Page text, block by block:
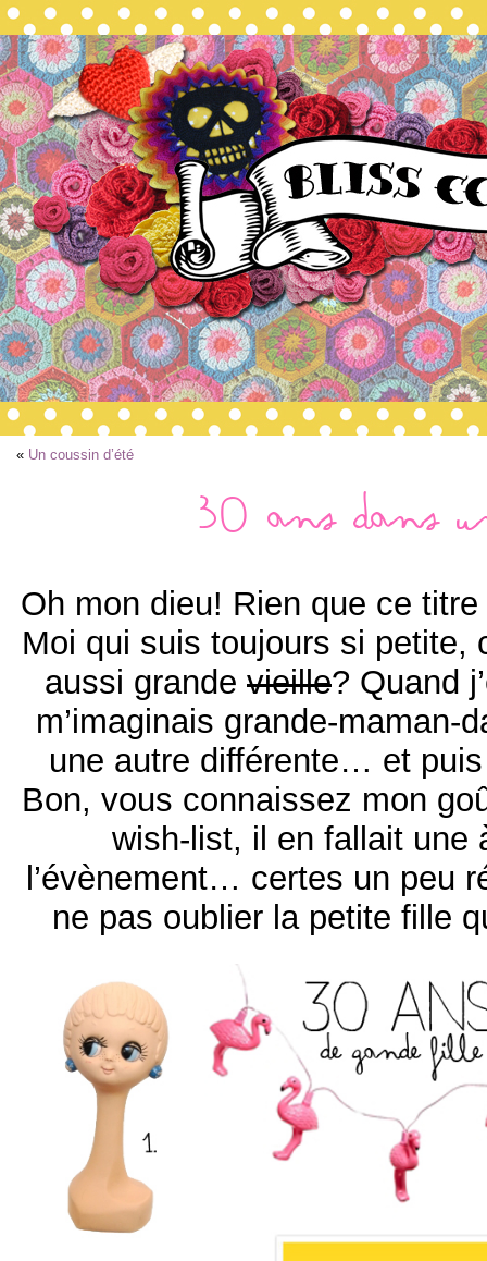
« Un coussin d’été
30 ans dans
Oh mon dieu! Rien que ce
Moi qui suis toujours si petite,
aussi grande vieille? Quand
m’imaginais grande-maman-
une autre différente… et puis
Bon, vous connaissez mon
wish-list, il en fallait une
l’évènement… certes un peu
ne pas oublier la petite fille